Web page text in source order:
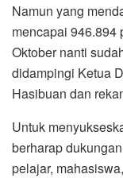
Namun yang
mencapai 946.894
Oktober nanti
didampingi Ketua
Hasibuan dan
Untuk
berharap
pelajar,